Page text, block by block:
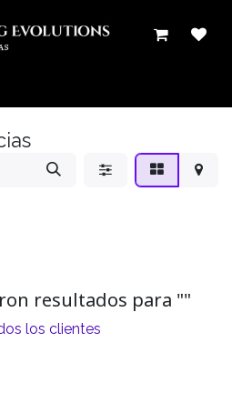
resultados para ""
los clientes